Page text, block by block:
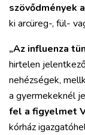
szövődmények
ki arcüreg-, fül-
„Az influenza
hirtelen
nehézségek,
a gyermekeknél
fel a figyelmet
kórház